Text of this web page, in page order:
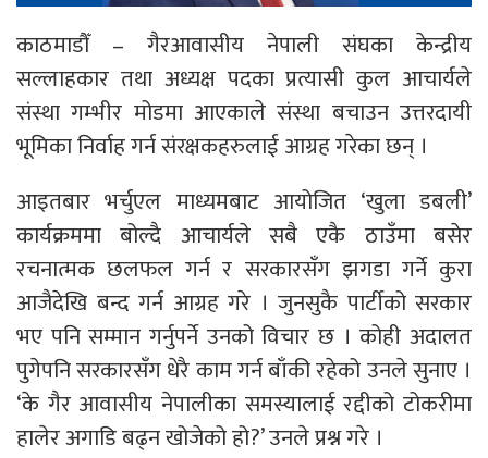
काठमाडौँ – गैरआवासीय नेपाली संघका केन्द्रीय
सल्लाहकार तथा अध्यक्ष पदका प्रत्यासी कुल आचार्यले
संस्था गम्भीर मोडमा आएकाले संस्था बचाउन उत्तरदायी
भूमिका निर्वाह गर्न संरक्षकहरुलाई आग्रह गरेका छन् ।
आइतबार भर्चुएल माध्यमबाट आयोजित ‘खुला डबली’
कार्यक्रममा बोल्दै आचार्यले सबै एकै ठाउँमा बसेर
रचनात्मक छलफल गर्न र सरकारसँग झगडा गर्ने कुरा
आजैदेखि बन्द गर्न आग्रह गरे । जुनसुकै पार्टीको सरकार
भए पनि सम्मान गर्नुपर्ने उनको विचार छ । कोही अदालत
पुगेपनि सरकारसँग धेरै काम गर्न बाँकी रहेको उनले सुनाए ।
‘के गैर आवासीय नेपालीका समस्यालाई रद्दीको टोकरीमा
हालेर अगाडि बढ्न खोजेको हो?’ उनले प्रश्न गरे ।